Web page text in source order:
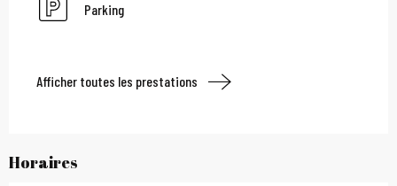
Parking
Afficher toutes les prestations
Horaires